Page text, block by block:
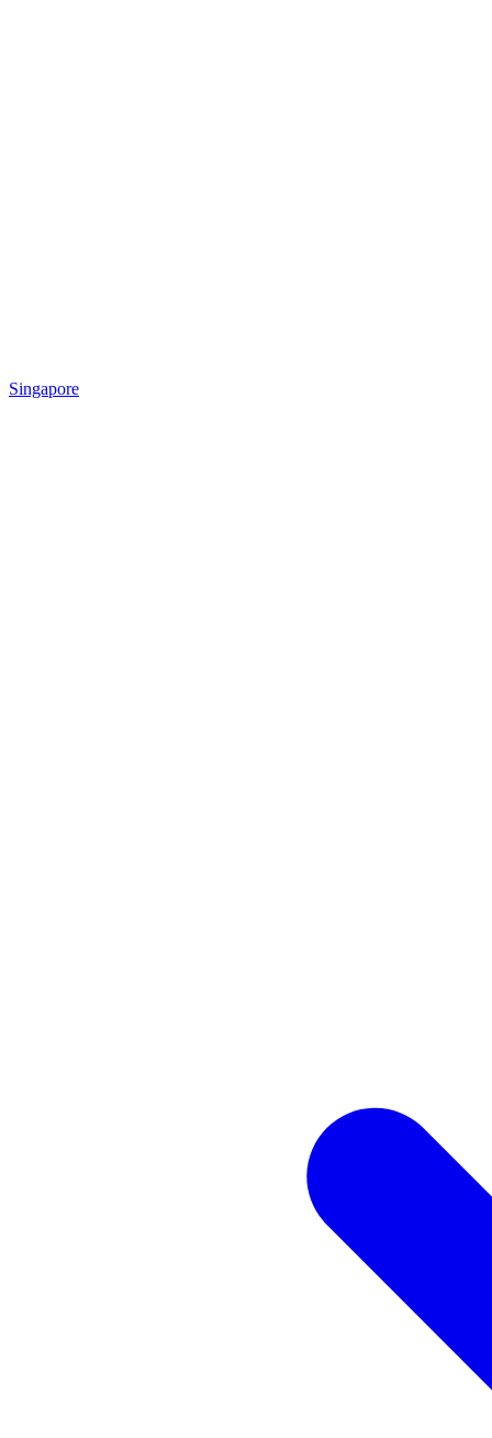
Singapore